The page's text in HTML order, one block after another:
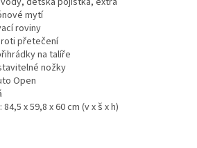
mytí
roviny
přetečení
na talíře
nožky
Open
84,5 x 59,8 x 60 cm (v x š x h)